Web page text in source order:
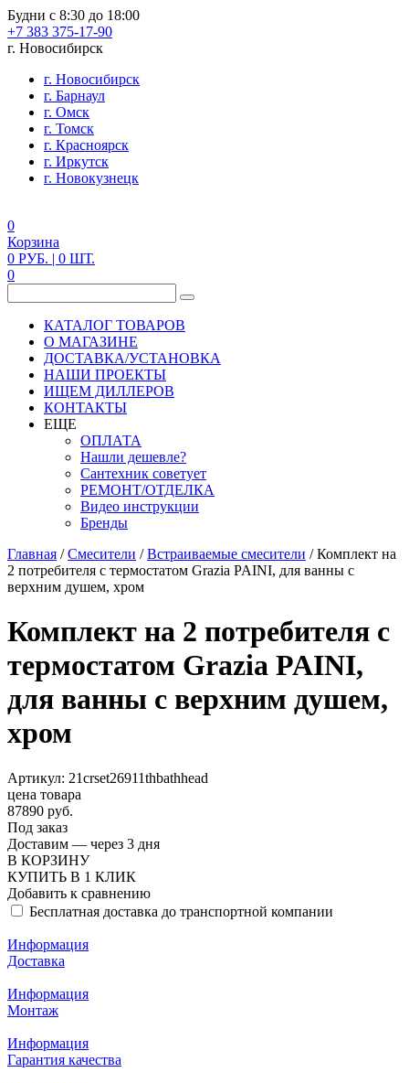
Будни с 8:30 до 18:00
+7 383 375-17-90
г. Новосибирск
г. Новосибирск
г. Барнаул
г. Омск
г. Томск
г. Красноярск
г. Иркутск
г. Новокузнецк
0
Корзина
0 РУБ. | 0 ШТ.
0
КАТАЛОГ ТОВАРОВ
О МАГАЗИНЕ
ДОСТАВКА/УСТАНОВКА
НАШИ ПРОЕКТЫ
ИЩЕМ ДИЛЛЕРОВ
КОНТАКТЫ
ЕЩЕ
ОПЛАТА
Нашли дешевле?
Сантехник советует
РЕМОНТ/ОТДЕЛКА
Видео инструкции
Бренды
Главная /Смесители /Встраиваемые смесители /Комплект на
2 потребителя с термостатом Grazia PAINI, для ванны с
верхним душем, хром
Комплект на 2 потребителя с
термостатом Grazia PAINI,
для ванны с верхним душем,
хром
Артикул: 21crset26911thbathhead
цена товара
87890 руб.
Под заказ
Доставим — через 3 дня
В КОРЗИНУ
КУПИТЬ В 1 КЛИК
Добавить к сравнению
Бесплатная доставка до транспортной компании
Информация
Доставка
Информация
Монтаж
Информация
Гарантия качества